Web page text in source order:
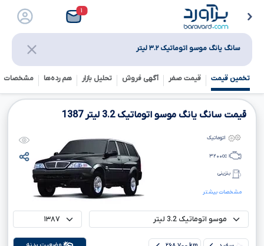
۱
سانگ یانگ موسو اتوماتیک ۳.۲ لیتر
تخمین قیمت قیمت صفر آگهی فروش تحلیل بازار هم رده‌ها‌ مشخصات
قیمت سانگ یانگ موسو اتوماتیک3.2 لیتر1387
مشخصات بیشتر
اتوماتیک
۳۲۰۰cc
بنزینی